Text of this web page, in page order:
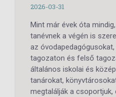
2026-03-31
Mint már évek óta
tanévnek a végén is
az
tagozaton és felső
általános iskolai és
tanárokat,
megtalálják a csoportjuk,